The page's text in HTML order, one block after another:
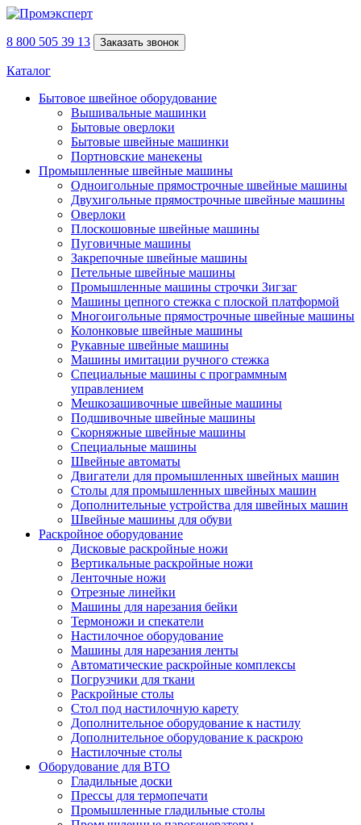
8 800 505 39 13 Заказать звонок
Каталог
Бытовое швейное оборудование
Вышивальные машинки
Бытовые оверлоки
Бытовые швейные машинки
Портновские манекены
Промышленные швейные машины
Одноигольные прямострочные швейные машины
Двухигольные прямострочные швейные машины
Оверлоки
Плоскошовные швейные машины
Пуговичные машины
Закрепочные швейные машины
Петельные швейные машины
Промышленные машины строчки Зигзаг
Машины цепного стежка с плоской платформой
Многоигольные прямострочные швейные машины
Колонковые швейные машины
Рукавные швейные машины
Машины имитации ручного стежка
Специальные машины с программным
управлением
Мешкозашивочные швейные машины
Подшивочные швейные машины
Скорняжные швейные машины
Специальные машины
Швейные автоматы
Двигатели для промышленных швейных машин
Столы для промышленных швейных машин
Дополнительные устройства для швейных машин
Швейные машины для обуви
Раскройное оборудование
Дисковые раскройные ножи
Вертикальные раскройные ножи
Ленточные ножи
Отрезные линейки
Машины для нарезания бейки
Термоножи и спекатели
Настилочное оборудование
Машины для нарезания ленты
Автоматические раскройные комплексы
Погрузчики для ткани
Раскройные столы
Стол под настилочную карету
Дополнительное оборудование к настилу
Дополнительное оборудование к раскрою
Настилочные столы
Оборудование для ВТО
Гладильные доски
Прессы для термопечати
Промышленные гладильные столы